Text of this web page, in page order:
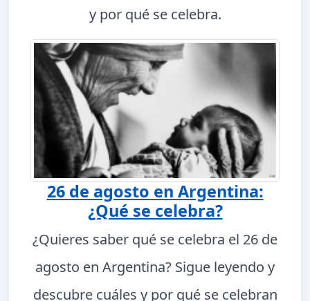
y por qué se celebra.
26 de agosto en Argentina:
¿Qué se celebra?
¿Quieres saber qué se celebra el 26 de
agosto en Argentina? Sigue leyendo y
descubre cuáles y por qué se celebran